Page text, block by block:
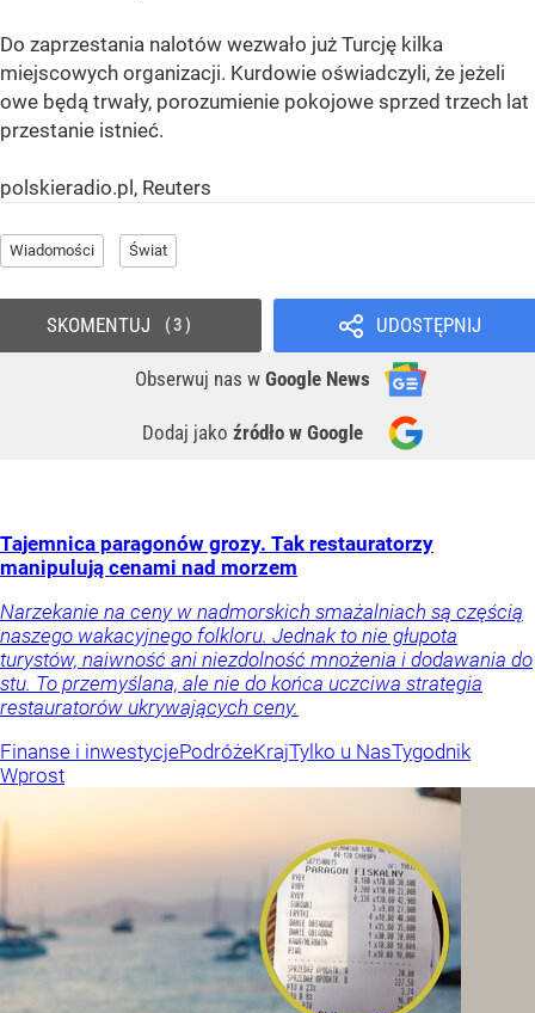
Do zaprzestania nalotów wezwało już Turcję kilka
miejscowych organizacji. Kurdowie oświadczyli, że jeżeli
owe będą trwały, porozumienie pokojowe sprzed trzech lat
przestanie istnieć.
polskieradio.pl, Reuters
Wiadomości Świat
UDOSTĘPNIJ
Obserwuj nas w Google News
Dodaj jako źródło w Google
SKOMENTUJ 3
Tajemnica paragonów grozy. Tak restauratorzy
manipulują cenami nad morzem
Narzekanie na ceny w nadmorskich smażalniach są częścią
naszego wakacyjnego folkloru. Jednak to nie głupota
turystów, naiwność ani niezdolność mnożenia i dodawania do
stu. To przemyślana, ale nie do końca uczciwa strategia
restauratorów ukrywających ceny.
Finanse i inwestycjePodróżeKrajTylko u NasTygodnik
Wprost